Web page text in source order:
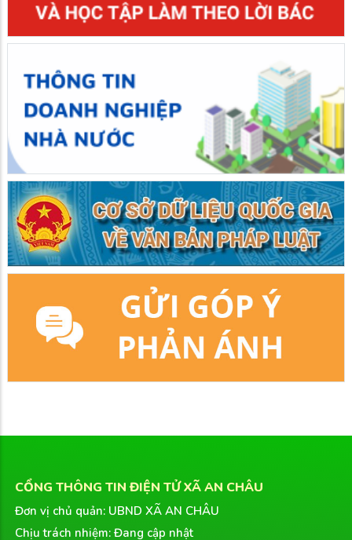
CỔNG THÔNG TIN ĐIỆN TỬ XÃ AN CHÂU
Đơn vị chủ quản: UBND XÃ AN CHÂU
Chịu trách nhiệm: Đang cập nhật